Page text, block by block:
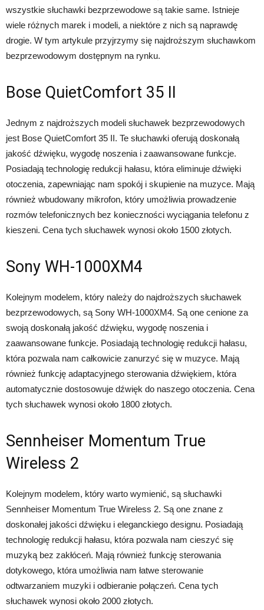
wszystkie słuchawki bezprzewodowe są takie same. Istnieje
wiele różnych marek i modeli, a niektóre z nich są naprawdę
drogie. W tym artykule przyjrzymy się najdroższym słuchawkom
bezprzewodowym dostępnym na rynku.
Bose QuietComfort 35 II
Jednym z najdroższych modeli słuchawek bezprzewodowych
jest Bose QuietComfort 35 II. Te słuchawki oferują doskonałą
jakość dźwięku, wygodę noszenia i zaawansowane funkcje.
Posiadają technologię redukcji hałasu, która eliminuje dźwięki
otoczenia, zapewniając nam spokój i skupienie na muzyce. Mają
również wbudowany mikrofon, który umożliwia prowadzenie
rozmów telefonicznych bez konieczności wyciągania telefonu z
kieszeni. Cena tych słuchawek wynosi około 1500 złotych.
Sony WH-1000XM4
Kolejnym modelem, który należy do najdroższych słuchawek
bezprzewodowych, są Sony WH-1000XM4. Są one cenione za
swoją doskonałą jakość dźwięku, wygodę noszenia i
zaawansowane funkcje. Posiadają technologię redukcji hałasu,
która pozwala nam całkowicie zanurzyć się w muzyce. Mają
również funkcję adaptacyjnego sterowania dźwiękiem, która
automatycznie dostosowuje dźwięk do naszego otoczenia. Cena
tych słuchawek wynosi około 1800 złotych.
Sennheiser Momentum True
Wireless 2
Kolejnym modelem, który warto wymienić, są słuchawki
Sennheiser Momentum True Wireless 2. Są one znane z
doskonałej jakości dźwięku i eleganckiego designu. Posiadają
technologię redukcji hałasu, która pozwala nam cieszyć się
muzyką bez zakłóceń. Mają również funkcję sterowania
dotykowego, która umożliwia nam łatwe sterowanie
odtwarzaniem muzyki i odbieranie połączeń. Cena tych
słuchawek wynosi około 2000 złotych.